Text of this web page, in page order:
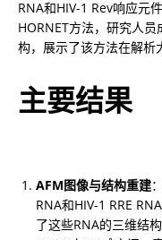
RNA和HIV-1 Rev响应元
HORNET方法，研究人
构，展示了该方法在解析
主要结果
AFM图像与结构重建
RNA和HIV-1 RRE
了这些RNA的三维结